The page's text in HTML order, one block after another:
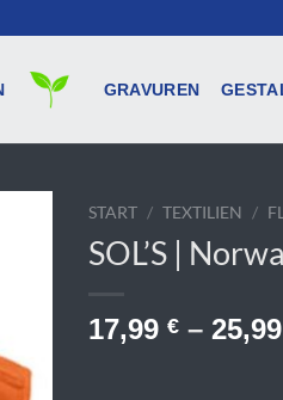
GRAVUREN
START / TEXTILIEN /
SOL’S |
17,99 € – 25,99